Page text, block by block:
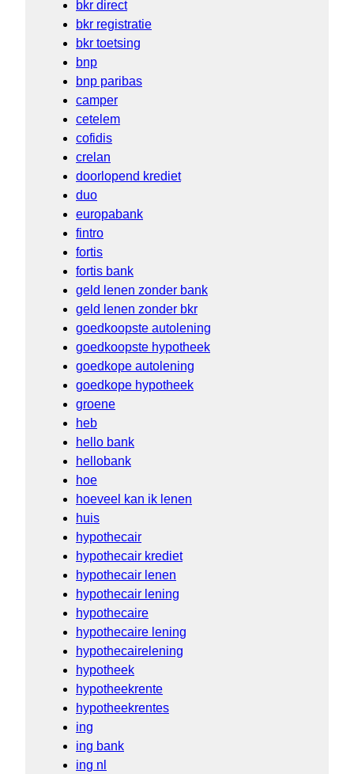
bkr direct
bkr registratie
bkr toetsing
bnp
bnp paribas
camper
cetelem
cofidis
crelan
doorlopend krediet
duo
europabank
fintro
fortis
fortis bank
geld lenen zonder bank
geld lenen zonder bkr
goedkoopste autolening
goedkoopste hypotheek
goedkope autolening
goedkope hypotheek
groene
heb
hello bank
hellobank
hoe
hoeveel kan ik lenen
huis
hypothecair
hypothecair krediet
hypothecair lenen
hypothecair lening
hypothecaire
hypothecaire lening
hypothecairelening
hypotheek
hypotheekrente
hypotheekrentes
ing
ing bank
ing nl